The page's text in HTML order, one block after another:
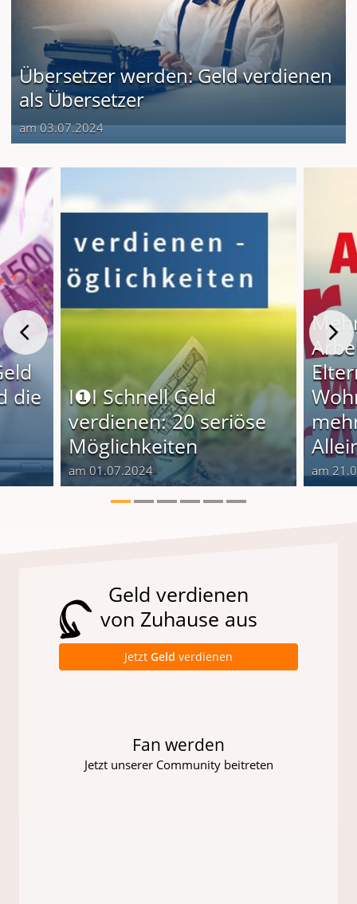
Übersetzer werden: Geld verdienen
als Übersetzer
am 03.07.2024
die
I❶I Schnell Geld
verdienen: 20 seriöse
Möglichkeiten
am 01.07.2024 am
Geld verdienen
von Zuhause aus
Jetzt Geld verdienen
Fan werden
Jetzt unserer Community beitreten